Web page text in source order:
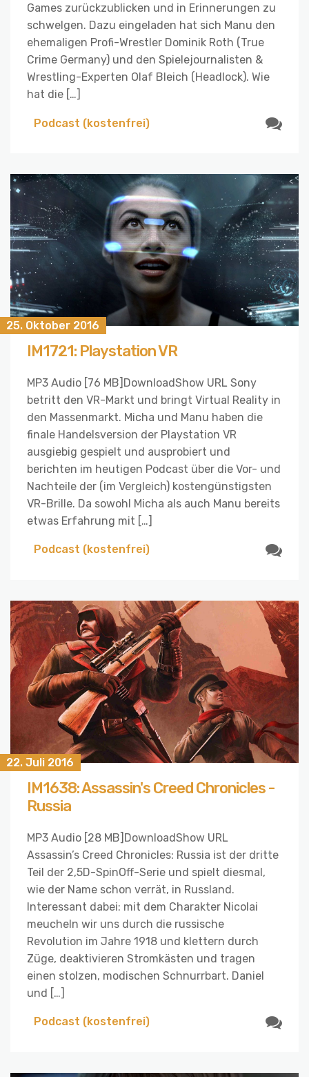
Games zurückzublicken und in Erinnerungen zu
schwelgen. Dazu eingeladen hat sich Manu den
ehemaligen Profi-Wrestler Dominik Roth (True
Crime Germany) und den Spielejournalisten &
Wrestling-Experten Olaf Bleich (Headlock). Wie
hat die […]
Podcast (kostenfrei)
25. Oktober 2016
IM1721: Playstation VR
MP3 Audio [76 MB]DownloadShow URL Sony
betritt den VR-Markt und bringt Virtual Reality in
den Massenmarkt. Micha und Manu haben die
finale Handelsversion der Playstation VR
ausgiebig gespielt und ausprobiert und
berichten im heutigen Podcast über die Vor- und
Nachteile der (im Vergleich) kostengünstigsten
VR-Brille. Da sowohl Micha als auch Manu bereits
etwas Erfahrung mit […]
Podcast (kostenfrei)
22. Juli 2016
IM1638: Assassin's Creed Chronicles -
Russia
MP3 Audio [28 MB]DownloadShow URL
Assassin’s Creed Chronicles: Russia ist der dritte
Teil der 2,5D-SpinOff-Serie und spielt diesmal,
wie der Name schon verrät, in Russland.
Interessant dabei: mit dem Charakter Nicolai
meucheln wir uns durch die russische
Revolution im Jahre 1918 und klettern durch
Züge, deaktivieren Stromkästen und tragen
einen stolzen, modischen Schnurrbart. Daniel
und […]
Podcast (kostenfrei)